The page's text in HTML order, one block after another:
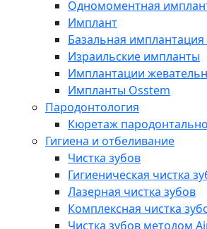
Одномоментная
Имплант
Базальная имплантация
Израильские импланты
Имплантации
Импланты Osstem
Пародонтология
Кюретаж
Гигиена и отбеливание
Чистка зубов
Гигиеническая чистка
Лазерная чистка зубов
Комплексная чистка
Чистка зубов методом